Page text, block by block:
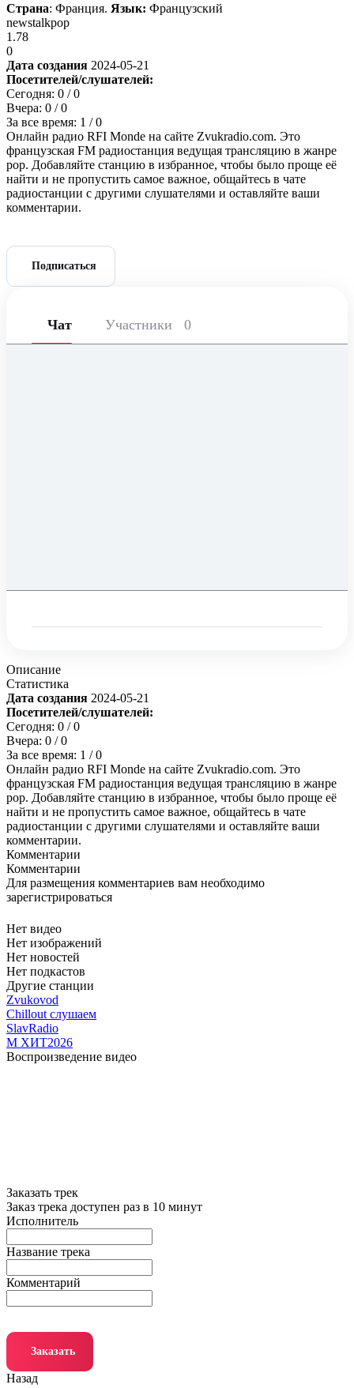
Страна: Франция. Язык: Французский
newstalkpop
1.78
0
Дата создания 2024-05-21
Посетителей/слушателей:
Сегодня: 0 / 0
Вчера: 0 / 0
За все время: 1 / 0
Онлайн радио RFI Monde на сайте Zvukradio.com. Это
французская FM радиостанция ведущая трансляцию в жанре
pop. Добавляйте станцию в избранное, чтобы было проще её
найти и не пропустить самое важное, общайтесь в чате
радиостанции с другими слушателями и оставляйте ваши
комментарии.
Подписаться
Чат Участники 0
Описание
Статистика
Дата создания 2024-05-21
Посетителей/слушателей:
Сегодня: 0 / 0
Вчера: 0 / 0
За все время: 1 / 0
Онлайн радио RFI Monde на сайте Zvukradio.com. Это
французская FM радиостанция ведущая трансляцию в жанре
pop. Добавляйте станцию в избранное, чтобы было проще её
найти и не пропустить самое важное, общайтесь в чате
радиостанции с другими слушателями и оставляйте ваши
комментарии.
Комментарии
Комментарии
Для размещения комментариев вам необходимо
зарегистрироваться
Нет видео
Нет изображений
Нет новостей
Нет подкастов
Другие станции
Zvukovod
Chillout слушаем
SlavRadio
М ХИТ2026
Воспроизведение видео
Заказать трек
Заказ трека доступен раз в 10 минут
Исполнитель
Название трека
Комментарий
Заказать
Назад